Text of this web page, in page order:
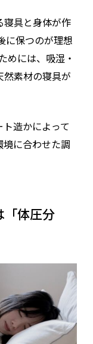
寝具と身体が作
に保つのが理想
めには、吸湿・
素材の寝具が
造かによって
に合わせた調
「体圧分